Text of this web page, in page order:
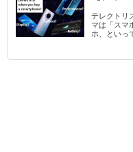
テレクトリ
マは「スマ
ホ、といっ